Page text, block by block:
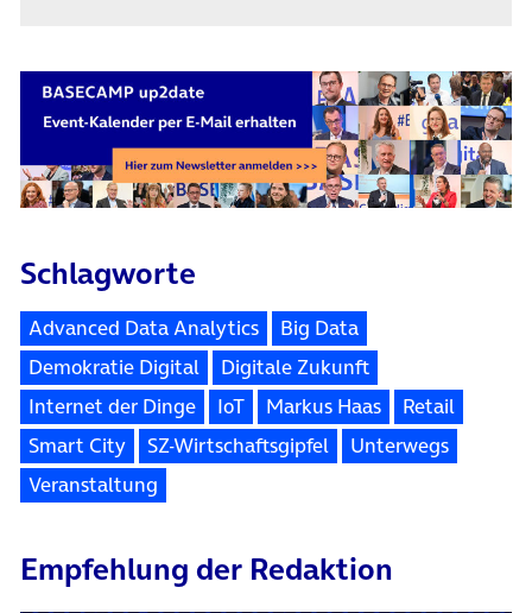
Schlagworte
Advanced Data Analytics
Big Data
Demokratie Digital
Digitale Zukunft
Internet der Dinge
IoT Markus Haas
Retail
Smart City
SZ-Wirtschaftsgipfel
Unterwegs
Veranstaltung
Empfehlung der Redaktion